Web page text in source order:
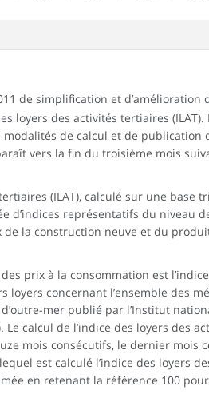
de simplification et
loyers des activités tertiaires (ILAT).
de calcul et de publication
vers la fin du troisième mois
(ILAT), calculé sur une base
d’indices représentatifs du niveau
de la construction neuve et du
prix à la consommation est
loyers concernant l’ensemble des
mer publié par l’Institut
Le calcul de l’indice des loyers des
mois consécutifs, le dernier mois
est calculé l’indice des loyers
en retenant la référence 100